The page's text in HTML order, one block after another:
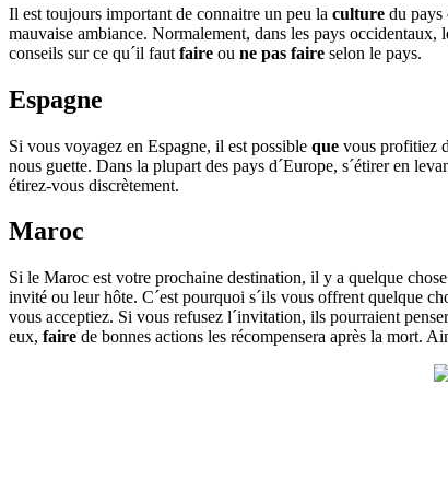
Il est toujours important de connaitre un peu la culture du pays
mauvaise ambiance. Normalement, dans les pays
conseils sur ce qu´il faut faire ou ne pas faire selon le pays.
Espagne
Si vous voyagez en Espagne, il est possible que vous profitiez
nous guette. Dans la plupart des pays d´Europe, s´étirer en
étirez-vous discrètement.
Maroc
Si le Maroc est votre prochaine destination, il y a quelque chose
invité ou leur hôte. C´est pourquoi s´ils vous offrent quelque
vous acceptiez. Si vous refusez l´invitation, ils pourraient
eux, faire de bonnes actions les récompensera après la mort.